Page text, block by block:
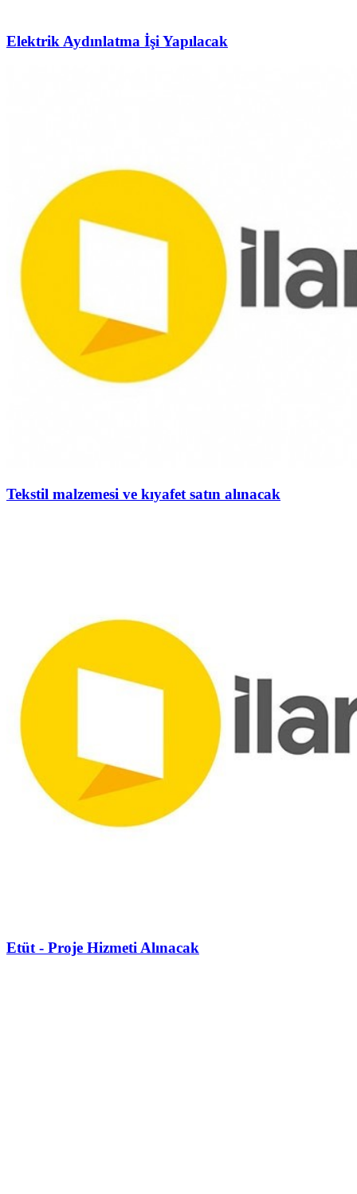
Elektrik Aydınlatma İşi Yapılacak
Tekstil malzemesi ve kıyafet satın alınacak
Etüt - Proje Hizmeti Alınacak